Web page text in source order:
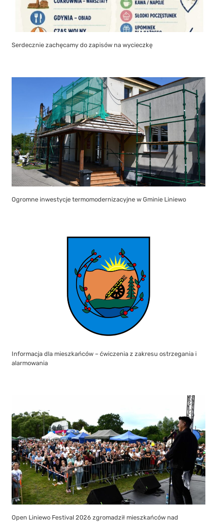
Serdecznie zachęcamy do zapisów na wycieczkę
Ogromne inwestycje termomodernizacyjne w Gminie Liniewo
Informacja dla mieszkańców – ćwiczenia z zakresu ostrzegania i
alarmowania
Open Liniewo Festival 2026 zgromadził mieszkańców nad